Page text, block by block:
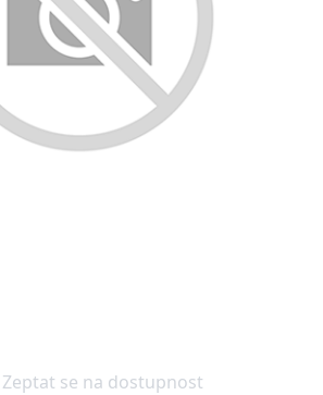
Zeptat se na dostupnost